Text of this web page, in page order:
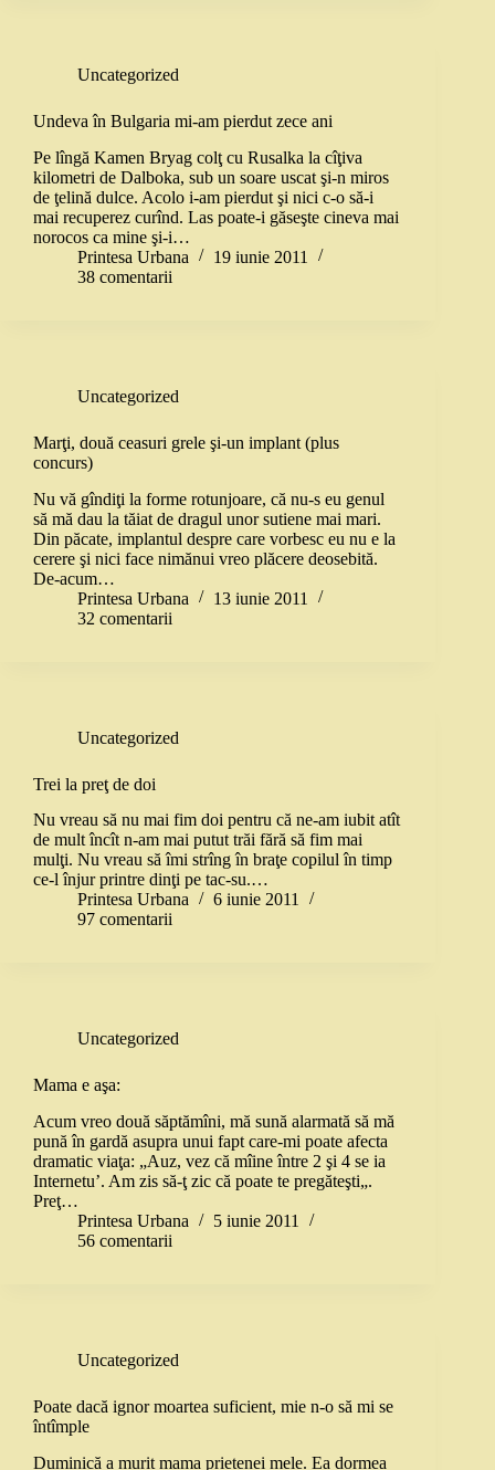
Uncategorized
Undeva în Bulgaria mi-am pierdut zece ani
Pe lîngă Kamen Bryag colţ cu Rusalka la cîţiva
kilometri de Dalboka, sub un soare uscat şi-n miros
de ţelină dulce. Acolo i-am pierdut şi nici c-o să-i
mai recuperez curînd. Las poate-i găseşte cineva mai
norocos ca mine şi-i…
Printesa Urbana
19 iunie 2011
38 comentarii
Uncategorized
Marţi, două ceasuri grele şi-un implant (plus
concurs)
Nu vă gîndiţi la forme rotunjoare, că nu-s eu genul
să mă dau la tăiat de dragul unor sutiene mai mari.
Din păcate, implantul despre care vorbesc eu nu e la
cerere şi nici face nimănui vreo plăcere deosebită.
De-acum…
Printesa Urbana
13 iunie 2011
32 comentarii
Uncategorized
Trei la preţ de doi
Nu vreau să nu mai fim doi pentru că ne-am iubit atît
de mult încît n-am mai putut trăi fără să fim mai
mulţi. Nu vreau să îmi strîng în braţe copilul în timp
ce-l înjur printre dinţi pe tac-su.…
Printesa Urbana
6 iunie 2011
97 comentarii
Uncategorized
Mama e aşa:
Acum vreo două săptămîni, mă sună alarmată să mă
pună în gardă asupra unui fapt care-mi poate afecta
dramatic viaţa: „Auz, vez că mîine între 2 şi 4 se ia
Internetu’. Am zis să-ţ zic că poate te pregăteşti„.
Preţ…
Printesa Urbana
5 iunie 2011
56 comentarii
Uncategorized
Poate dacă ignor moartea suficient, mie n-o să mi se
întîmple
Duminică a murit mama prietenei mele. Ea dormea